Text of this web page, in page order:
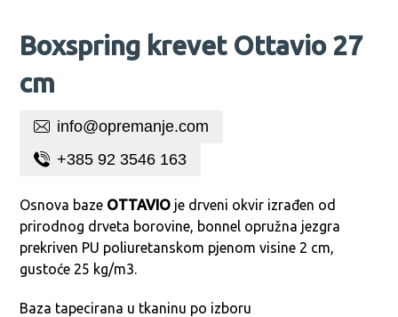
Boxspring krevet Ottavio 27
cm
info@opremanje.com
+385 92 3546 163
Osnova baze OTTAVIO je drveni okvir izrađen od
prirodnog drveta borovine, bonnel opružna jezgra
prekriven PU poliuretanskom pjenom visine 2 cm,
gustoće 25 kg/m3.
Baza tapecirana u tkaninu po izboru